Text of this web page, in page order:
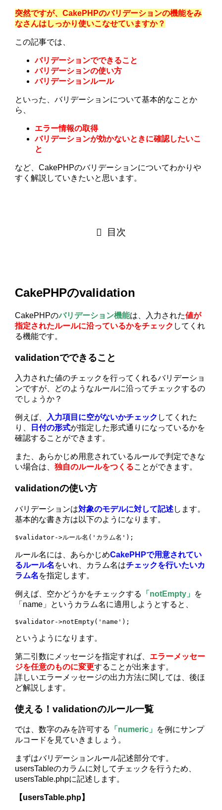
突然ですが、CakePHPのバリデーションの機能をみ
なさんはしっかり使いこなせていますか？
この記事では、
バリデーションでできること
バリデーションの使い方
バリデーションルール
といった、バリデーションについて基本的なことか
ら、
エラー情報の取得
バリデーションが効かないときに確認したいこ
と
など、CakePHPのバリデーションについてわかりや
すく解説していきたいと思います。
目次
CakePHPのvalidation
CakePHPのバリデーション機能は、入力された値が
指定されたルールに沿っているかをチェック してくれ
る機能です。
validationでできること
入力された値のチェックを行ってくれるバリデーショ
ンですが、どのようなルールに沿ってチェックするの
でしょうか？
例えば、 入力項目に空がないかチェック してくれた
り、
日付の形式が指定した形式通りになっているかを
確認することができます。
また、あらかじめ用意されているルールで判定できな
い場合は、独自のルールをつくることができます。
validationの使い方
バリデーションは対象のモデルに対して記述します。
基本的な書き方は以下のようになります。
$validator->ルール名('カラム名');
ルール名には、あらかじめCakePHPで用意されてい
るルール名 をいれ、カラム名はチェックを行いたいカ
ラム名 を指定します。
例えば、空かどうかをチェックする 「notEmpty」 を
「name」というカラム名に適用しようとすると、
$validator->notEmpty('name');
というようになります。
第二引数にメッセージを指定すれば、 エラーメッセー
ジを任意のものに変更することが出来ます。
詳しいエラーメッセージの出力方法に関しては、後ほ
ど解説します。
使える！validationのルール一覧
では、数字のみを許可する 「numeric」 を例にサンプ
ルコードを見ていきましょう。
まずはバリデーションルール記述部分です。
usersTableのカラムに対してチェックを行うため、
usersTable.phpに記述します。
【usersTable.php】